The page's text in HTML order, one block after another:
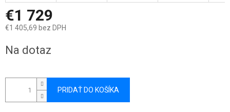
€1 729
€1 405,69 bez DPH
cena:
Na dotaz
PRIDAŤ DO KOŠÍKA